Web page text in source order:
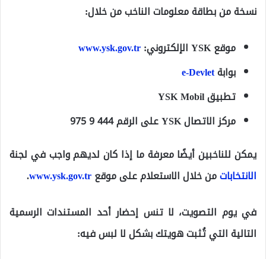
نسخة من بطاقة معلومات الناخب من خلال:
موقع YSK الإلكتروني:
www.ysk.gov.tr
بوابةe-Devlet
تطبيق YSK Mobil
مركز الاتصال YSK على الرقم 444 9 975
يمكن للناخبين أيضًا معرفة ما إذا كان لديهم واجب في لجنة
الانتخاباتمن خلال الاستعلام على موقعwww.ysk.gov.tr
.
في يوم التصويت، لا تنس إحضار أحد المستندات الرسمية
التالية التي تُثبت هويتك بشكل لا لبس فيه: